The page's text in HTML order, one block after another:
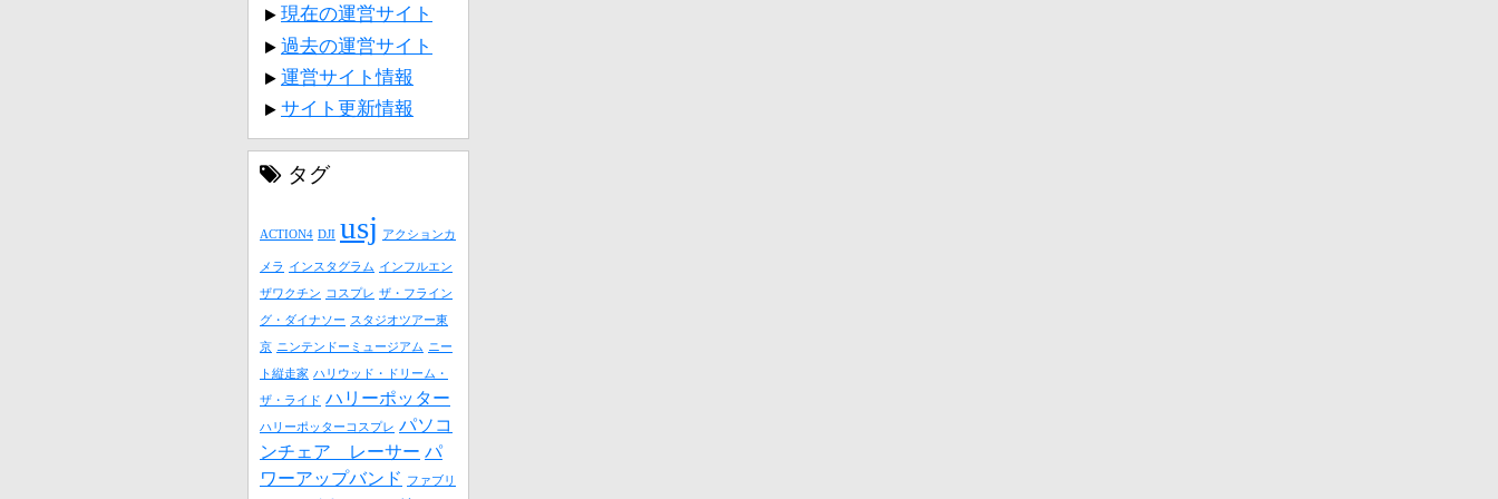
現在の運営サイト
過去の運営サイト
運営サイト情報
サイト更新情報
タグ
ACTION4 DJI usj アクションカ
メラ インスタグラム インフルエン
ザワクチン コスプレ ザ・フライン
グ・ダイナソー スタジオツアー東
京 ニンテンドーミュージアム ニー
ト縦走家 ハリウッド・ドリーム・
ザ・ライド ハリーポッター
ハリーポッターコスプレ パソコ
ンチェア レーサー パ
ワーアップバンド
ファブリ